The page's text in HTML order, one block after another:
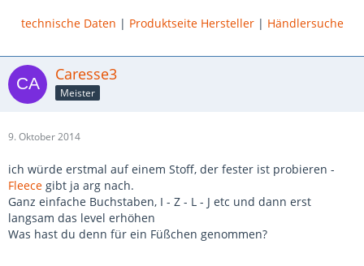
technische Daten | Produktseite Hersteller| Händlersuche
Caresse3
Meister
9. Oktober 2014
ich würde erstmal auf einem Stoff, der fester ist probieren -
Fleece gibt ja arg nach.
Ganz einfache Buchstaben, I - Z - L - J etc und dann erst
langsam das level erhöhen
Was hast du denn für ein Füßchen genommen?